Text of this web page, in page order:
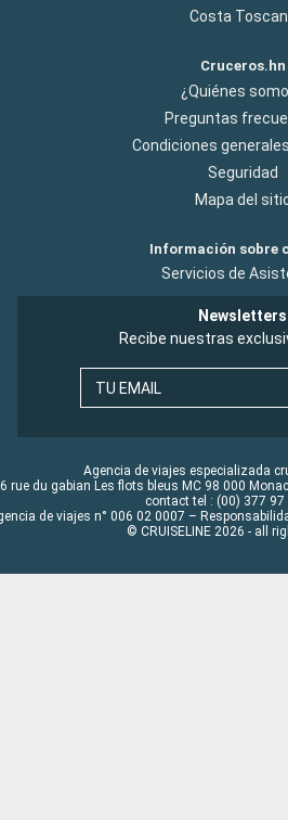
Costa
Cruceros.hn
¿Quiénes
Preguntas
Condiciones
Seguridad
Mapa del
Información sobre
Servicios de
Newsletters
Recibe nuestras
TU EMAIL
Agencia de viajes especializada
rue du gabian Les flots bleus MC 98 000
contact tel : (00) 377 97
de viajes n° 006 02 0007 –
© CRUISELINE 2026 - all